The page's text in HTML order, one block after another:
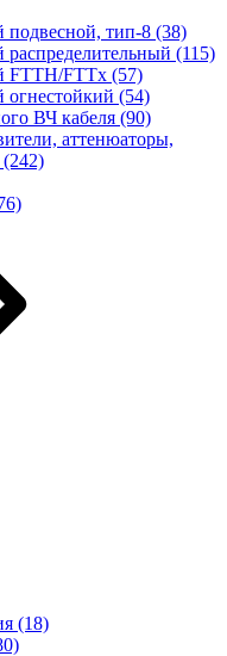
подвесной, тип-8 (38)
распределительный (115)
FTTH/FTTx (57)
огнестойкий (54)
ВЧ кабеля (90)
аттенюаторы,
(242)
(18)